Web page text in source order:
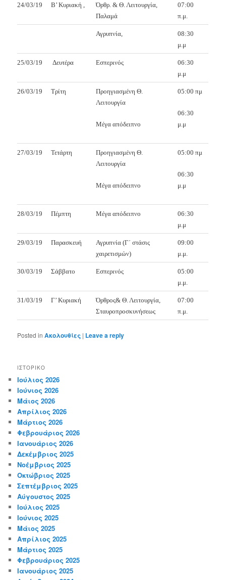
24/03/19 Β’ Κυριακή ,
Όρθρ. & Θ. Λειτουργία,
Παλαμά
07:00
π.μ.
Αγρυπνία,
08:30
μ.μ
25/03/19 Δευτέρα Εσπερινός
06:30
μ.μ
26/03/19 Τρίτη
Προηγιασμένη Θ.
Λειτουργία
Μέγα απόδειπνο
05:00 πμ
06:30
μ.μ
27/03/19 Τετάρτη
Προηγιασμένη Θ.
Λειτουργία
Μέγα απόδειπνο
05:00 πμ
06:30
μ.μ
28/03/19 Πέμπτη Μέγα απόδειπνο
06:30
μ.μ
29/03/19 Παρασκευή
Αγρυπνία (Γ΄ στάσις
χαιρετισμών)
09:00
μ.μ.
30/03/19 Σάββατο Εσπερινός
05:00
μ.μ.
31/03/19 Γ’ Κυριακή
Όρθρος& Θ. Λειτουργία,
Σταυροπροσκυνήσεως
07:00
π.μ.
Posted in Ακολουθίες | Leave a reply
ΙΣΤΟΡΙΚΌ
Ιούλιος 2026
Ιούνιος 2026
Μάιος 2026
Απρίλιος 2026
Μάρτιος 2026
Φεβρουάριος 2026
Ιανουάριος 2026
Δεκέμβριος 2025
Νοέμβριος 2025
Οκτώβριος 2025
Σεπτέμβριος 2025
Αύγουστος 2025
Ιούλιος 2025
Ιούνιος 2025
Μάιος 2025
Απρίλιος 2025
Μάρτιος 2025
Φεβρουάριος 2025
Ιανουάριος 2025